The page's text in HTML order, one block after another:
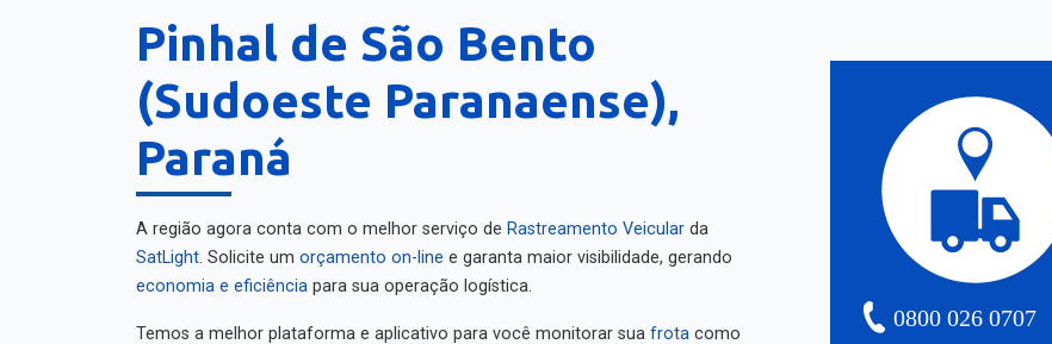
Pinhal de São Bento
(Sudoeste Paranaense),
Paraná
A região agora conta com o melhor serviço de Rastreamento Veicular
da
SatLight
. Solicite um orçamento on-line
e garanta maior visibilidade, gerando
economia e eficiência
para sua operação logística.
Temos a melhor plataforma e aplicativo para você monitorar sua frota
0800 026 0707